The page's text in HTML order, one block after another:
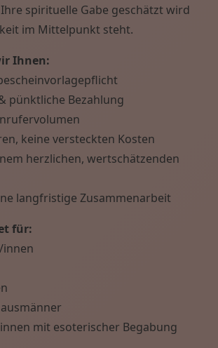
spirituelle Gabe geschätzt wird
im Mittelpunkt steht.
Ihnen:
pünktliche Bezahlung
keine versteckten Kosten
herzlichen, wertschätzenden
langfristige Zusammenarbeit
für:
innen
mit esoterischer Begabung